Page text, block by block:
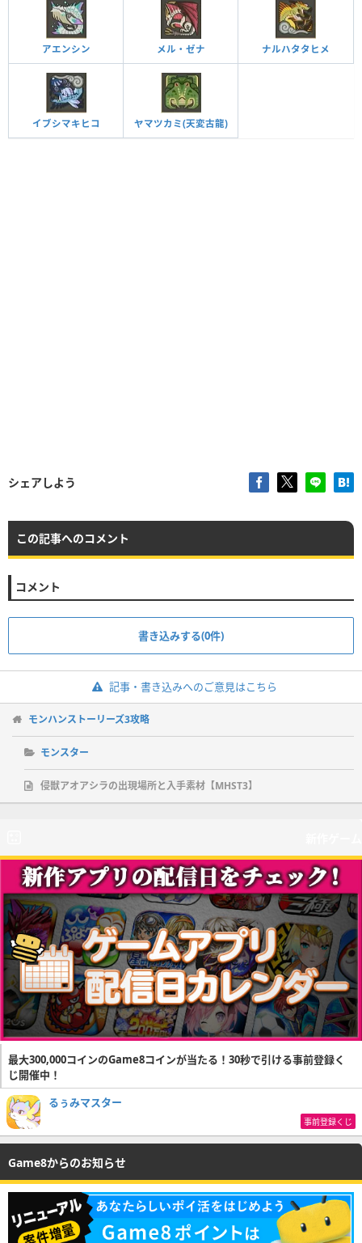
アエンシン メル・ゼナ ナルハタタヒメ
イブシマキヒコ ヤマツカミ(天変古龍)
シェアしよう
この記事へのコメント
コメント
書き込みする(0件)
記事・書き込みへのご意見はこちら
モンハンストーリーズ3攻略
モンスター
侵獣アオアシラの出現場所と入手素材【MHST3】
最大300,000コインのGame8コインが当たる！30秒で引ける事前登録く
じ開催中！
るぅみマスター
事前登録くじ
Game8からのお知らせ